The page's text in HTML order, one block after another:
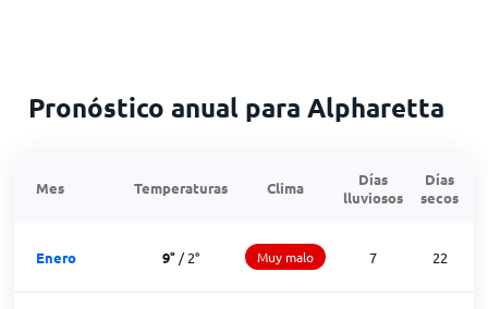
Pronóstico anual para Alpharetta
Mes Temperaturas Clima
Días
lluviosos
Días
secos
Enero 9° /2° Muy malo 7 22